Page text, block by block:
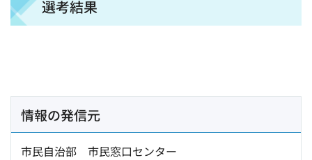
選考結果
情報の発信元
市民自治部 市民窓口センター